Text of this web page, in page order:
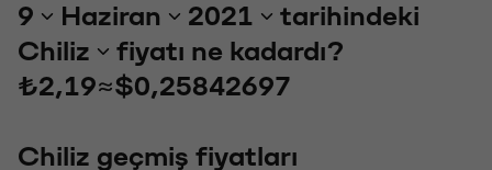
9 Haziran 2021
tarihindeki
Chiliz
fiyatı ne kadardı?
₺2,19≈$0,25842697
Chiliz geçmiş fiyatları